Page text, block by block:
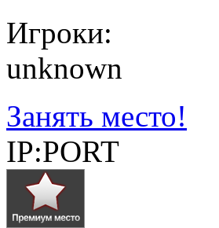
Игроки:
unknown
Занять место!
IP:PORT